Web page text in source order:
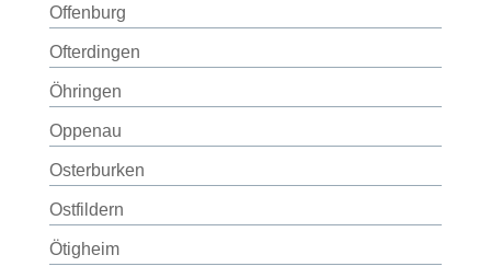
Offenburg
Ofterdingen
Öhringen
Oppenau
Osterburken
Ostfildern
Ötigheim